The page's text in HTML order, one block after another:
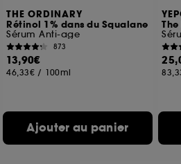
THE ORDINARY
Rétinol 1% dans du Squalane
Sérum Anti-age
873
13,90€
46,33€ / 100ml
Ajouter au panier